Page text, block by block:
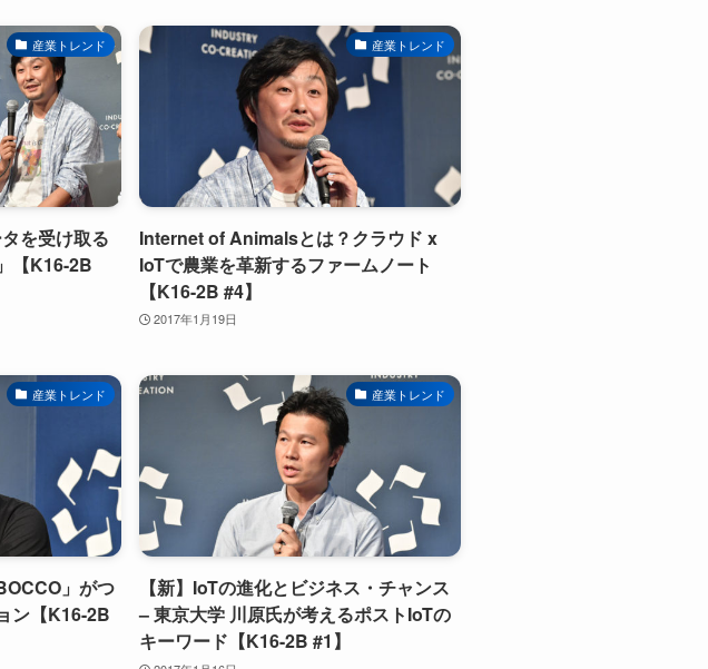
産業トレンド
を受け取る
【K16-2B
産業トレンド
Internet of Animalsとは？クラウド x
IoTで農業を革新するファームノート
【K16-2B #4】
2017年1月19日
産業トレンド
」がつ
ン【K16-2B
産業トレンド
【新】IoTの進化とビジネス・チャンス
– 東京大学 川原氏が考えるポストIoTの
キーワード【K16-2B #1】